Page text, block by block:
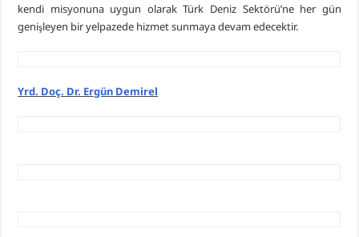
kendi misyonuna uygun olarak Türk Deniz Sektörü’ne her gün
genişleyen bir yelpazede hizmet sunmaya devam edecektir.
Yrd. Doç. Dr. Ergün Demirel